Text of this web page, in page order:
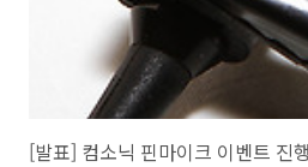
[발표] 컴소닉 핀마이크 이벤트 진